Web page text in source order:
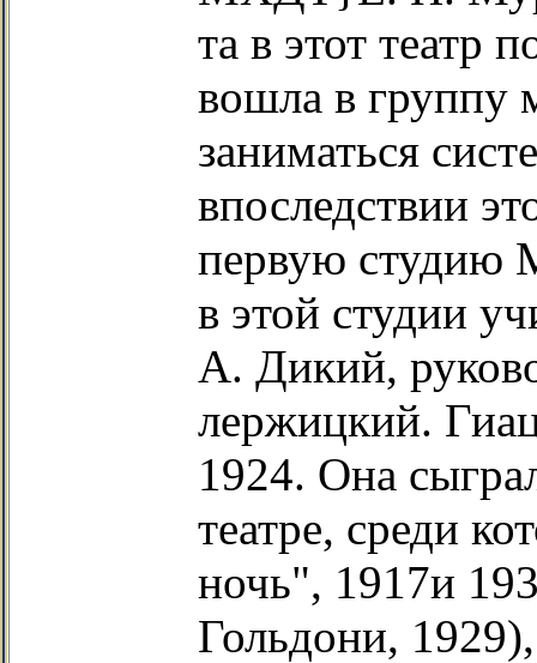
та в этот театр
вошла в группу
заниматься
впоследствии
первую
в этой студии
А. Дикий,
лержицкий.
1924. Она
театре, среди
ночь", 1917и
Гольдони,